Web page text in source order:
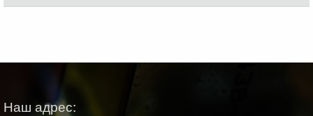
Наш адрес: